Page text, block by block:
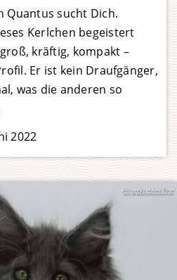
Quantus sucht Dich.
Kerlchen begeistert
kräftig, kompakt –
Er ist kein Draufgänger,
was die anderen so
bei mir zu liegen und
2022